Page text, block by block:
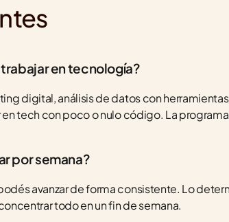
en tecnología?
digital, análisis de datos con
tech con poco o nulo código. La
por semana?
avanzar de forma consistente. Lo
todo en un fin de semana.